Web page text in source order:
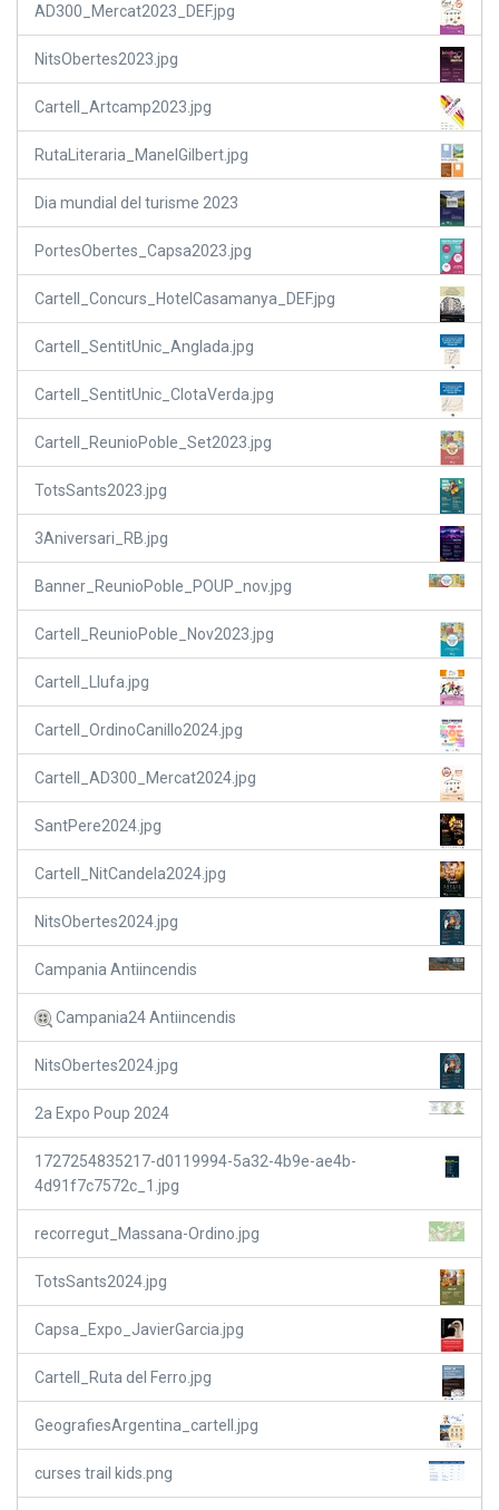
AD300_Mercat2023_DEF.jpg
NitsObertes2023.jpg
Cartell_Artcamp2023.jpg
RutaLiteraria_ManelGilbert.jpg
Dia mundial del turisme 2023
PortesObertes_Capsa2023.jpg
Cartell_Concurs_HotelCasamanya_DEF.jpg
Cartell_SentitUnic_Anglada.jpg
Cartell_SentitUnic_ClotaVerda.jpg
Cartell_ReunioPoble_Set2023.jpg
TotsSants2023.jpg
3Aniversari_RB.jpg
Banner_ReunioPoble_POUP_nov.jpg
Cartell_ReunioPoble_Nov2023.jpg
Cartell_Llufa.jpg
Cartell_OrdinoCanillo2024.jpg
Cartell_AD300_Mercat2024.jpg
SantPere2024.jpg
Cartell_NitCandela2024.jpg
NitsObertes2024.jpg
Campania Antiincendis
Campania24 Antiincendis
NitsObertes2024.jpg
2a Expo Poup 2024
1727254835217-d0119994-5a32-4b9e-ae4b-
4d91f7c7572c_1.jpg
recorregut_Massana-Ordino.jpg
TotsSants2024.jpg
Capsa_Expo_JavierGarcia.jpg
Cartell_Ruta del Ferro.jpg
GeografiesArgentina_cartell.jpg
curses trail kids.png